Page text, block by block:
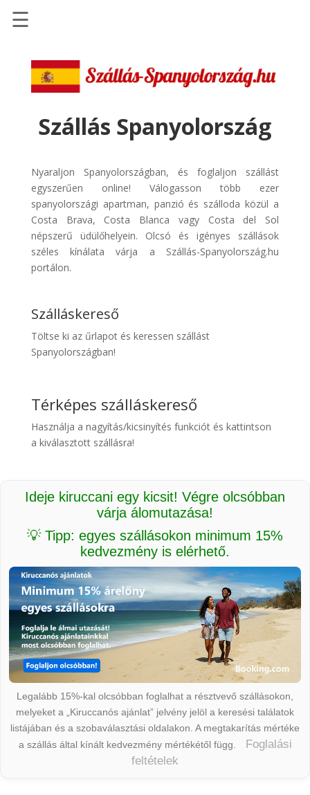
Szállások
Szállásinfo.eu
Repülőjegy
Autóbérlés
Discover
Cars
Transzfer
Taxi
☰
Szállás Spanyolország
Nyaraljon Spanyolországban, és foglaljon szállást
egyszerűen online! Válogasson több ezer
spanyolországi apartman, panzió és szálloda közül a
Costa Brava, Costa Blanca vagy Costa del Sol
népszerű üdülőhelyein. Olcsó és igényes szállások
széles kínálata várja a Szállás-Spanyolország.hu
portálon.
Szálláskereső
Töltse ki az űrlapot és keressen szállást
Spanyolországban!
Térképes szálláskereső
Használja a nagyítás/kicsinyítés funkciót és kattintson
a kiválasztott szállásra!
Ideje kiruccani egy kicsit! Végre olcsóbban
várja álomutazása!
💡 Tipp: egyes szállásokon minimum 15%
kedvezmény is elérhető.
Legalább 15%-kal olcsóbban foglalhat a résztvevő szállásokon,
melyeket a „Kiruccanós ajánlat” jelvény jelöl a keresési találatok
listájában és a szobaválasztási oldalakon. A megtakarítás mértéke
a szállás által kínált kedvezmény mértékétől függ.
Foglalási
feltételek